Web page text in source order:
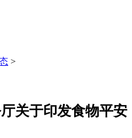
>
关于印发食物平安